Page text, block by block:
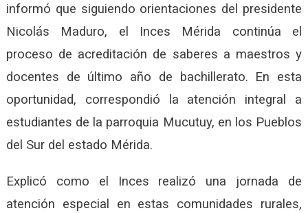
informó que siguiendo orientaciones del presidente
Nicolás Maduro, el Inces Mérida continúa el
proceso de acreditación de saberes a maestros y
docentes de último año de bachillerato. En esta
oportunidad, correspondió la atención integral a
estudiantes de la parroquia Mucutuy, en los Pueblos
del Sur del estado Mérida.
Explicó como el Inces realizó una jornada de
atención especial en estas comunidades rurales,